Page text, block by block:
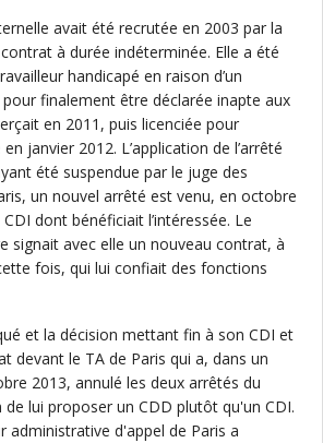
avait été recrutée en 2003 par la
à durée indéterminée. Elle a été
handicapé en raison d’un
finalement être déclarée inapte aux
en 2011, puis licenciée pour
janvier 2012. L’application de l’arrêté
été suspendue par le juge des
un nouvel arrêté est venu, en octobre
dont bénéficiait l’intéressée. Le
signait avec elle un nouveau contrat, à
fois, qui lui confiait des fonctions
et la décision mettant fin à son CDI et
devant le TA de Paris qui a, dans un
2013, annulé les deux arrêtés du
lui proposer un CDD plutôt qu'un CDI.
administrative d'appel de Paris a